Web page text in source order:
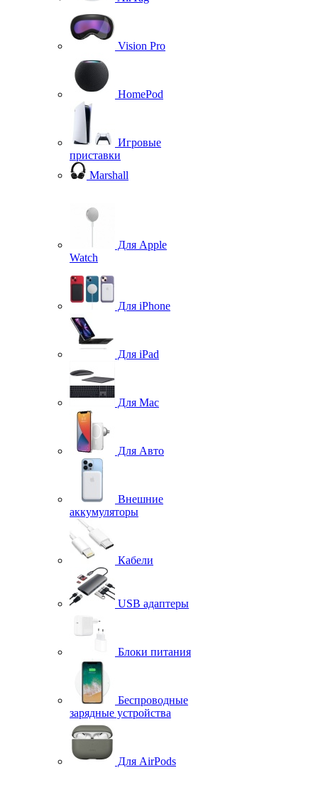
Vision Pro
HomePod
Игровые
приставки
Marshall
Для Apple
Watch
Для iPhone
Для iPad
Для Mac
Для Авто
Внешние
аккумуляторы
Кабели
USB адаптеры
Блоки питания
Беспроводные
зарядные устройства
Для AirPods